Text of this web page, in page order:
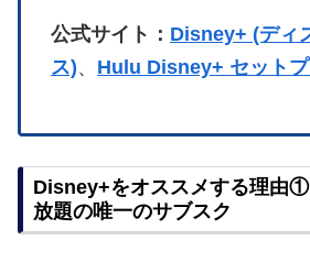
公式サイト： Disney+ (ディ
ス)、 Hulu Disney+ セット
Disney+をオススメする理由
放題の唯一のサブスク